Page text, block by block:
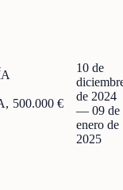
500.000 €
10 de
de 2024
— 09 de
enero de
2025